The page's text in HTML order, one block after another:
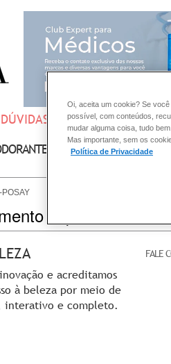
SOBRE:
SOLAR DERMACLUB
POSAY
capilar
e acreditamos
à beleza por meio de
interativo e completo.
FALE
Oi, aceita um cookie? Se
possível, com conteúdos,
mudar alguma coisa, tudo
Mas importante, sem os
Política de Privacidade